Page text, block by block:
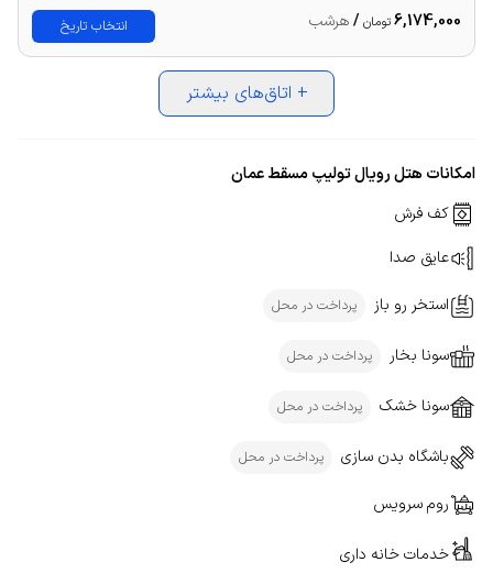
6,174,000تومان /هرشب انتخاب تاریخ
+ اتاق‌های بیشتر
امکانات هتل رویال تولیپ مسقط عمان
کف فرش
عایق صدا
استخر رو باز پرداخت در محل
سونا بخار پرداخت در محل
سونا خشک پرداخت در محل
باشگاه بدن سازی پرداخت در محل
روم سرویس
خدمات خانه داری